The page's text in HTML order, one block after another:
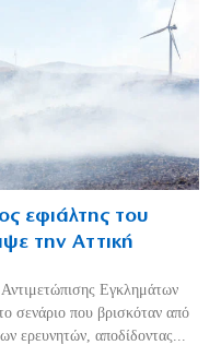
εφιάλτης του
την Αττική
Εγκλημάτων
σενάριο που βρισκόταν από
ερευνητών, αποδίδοντας...